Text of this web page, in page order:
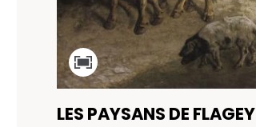
LES PAYSANS DE FLAGEY